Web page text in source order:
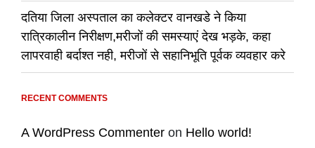
दतिया जिला अस्पताल का कलेक्टर वानखडे ने किया
रात्रिकालीन निरीक्षण,मरीजों की समस्याएं देख भड़के, कहा
लापरवाही बर्दाश्त नही, मरीजों से सहानिभूति पूर्वक व्यवहार करे
RECENT COMMENTS
A WordPress Commenter on Hello world!